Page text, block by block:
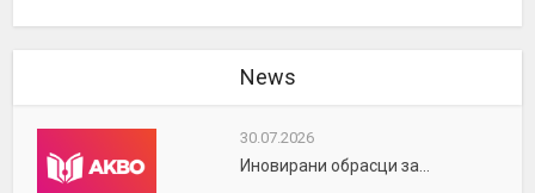
News
30.07.2026
Иновирани обрасци за...